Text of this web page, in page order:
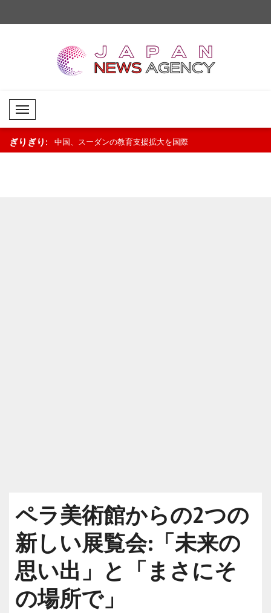
Mobil Menü
ぎりぎり:
と伝統を次 中国、スーダンの教育支援拡大を国際
ペラ美術館からの2つの
新しい展覧会:「未来の
思い出」と「まさにそ
の場所で」